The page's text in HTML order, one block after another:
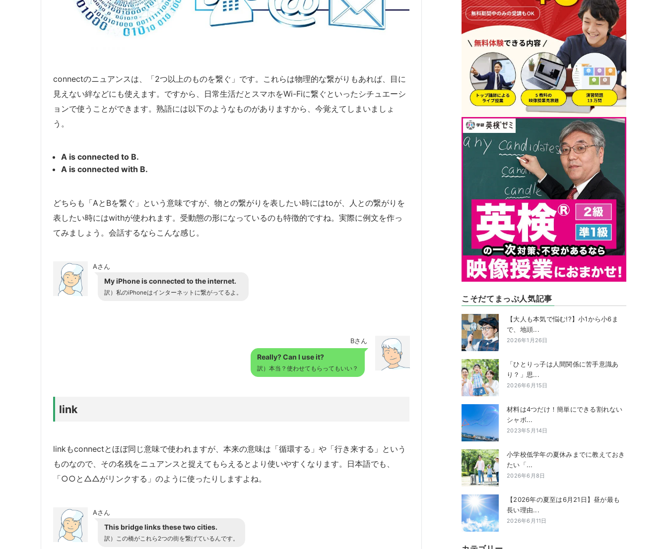
connectのニュアンスは、「2つ以上のものを繋ぐ」です。これらは物理的な繋がりもあれば、目に
見えない絆などにも使えます。ですから、日常生活だとスマホをWi-Fiに繋ぐといったシチュエーシ
ョンで使うことができます。熟語には以下のようなものがありますから、今覚えてしまいましょ
う。
A is connected to B.
A is connected with B.
どちらも「AとBを繋ぐ」という意味ですが、物との繋がりを表したい時にはtoが、人との繋がりを
表したい時にはwithが使われます。受動態の形になっているのも特徴的ですね。実際に例文を作っ
てみましょう。会話するならこんな感じ。
Aさん
My iPhone is connected to the internet.
訳）私のiPhoneはインターネットに繋がってるよ。
Bさん
Really? Can I use it?
訳）本当？使わせてもらってもいい？
link
linkもconnectとほぼ同じ意味で使われますが、本来の意味は「循環する」や「行き来する」という
ものなので、その名残をニュアンスと捉えてもらえるとより使いやすくなります。日本語でも、
「○○と△△がリンクする」のように使ったりしますよね。
Aさん
This bridge links these two cities.
訳）この橋がこれら2つの街を繋げているんです。
こそだてまっぷ人気記事
【大人も本気で悩む!?】小1から小6ま
で、地頭...
2026年1月26日
「ひとりっ子は人間関係に苦手意識あ
り？」思...
2026年6月15日
材料は4つだけ！簡単にできる割れない
シャボ...
2023年5月14日
小学校低学年の夏休みまでに教えておき
たい「...
2026年6月8日
【2026年の夏至は6月21日】昼が最も
長い理由...
2026年6月11日